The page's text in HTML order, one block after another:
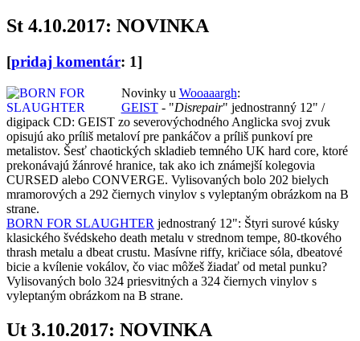
St 4.10.2017: NOVINKA
[pridaj komentár: 1]
Novinky u Wooaaargh:
GEIST- "Disrepair" jednostranný 12" /
digipack CD: GEIST zo severovýchodného Anglicka svoj zvuk
opisujú ako príliš metaloví pre pankáčov a príliš punkoví pre
metalistov. Šesť chaotických skladieb temného UK hard core, ktoré
prekonávajú žánrové hranice, tak ako ich známejší kolegovia
CURSED alebo CONVERGE. Vylisovaných bolo 202 bielych
mramorových a 292 čiernych vinylov s vyleptaným obrázkom na B
strane.
BORN FOR SLAUGHTER jednostraný 12": Štyri surové kúsky
klasického švédskeho death metalu v strednom tempe, 80-tkového
thrash metalu a dbeat crustu. Masívne riffy, kričiace sóla, dbeatové
bicie a kvílenie vokálov, čo viac môžeš žiadať od metal punku?
Vylisovaných bolo 324 priesvitných a 324 čiernych vinylov s
vyleptaným obrázkom na B strane.
Ut 3.10.2017: NOVINKA